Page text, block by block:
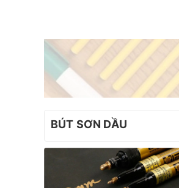
BÚT SƠN DẦU